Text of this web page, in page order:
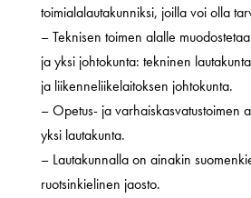
toimialalautakunniksi, joilla voi olla
– Teknisen toimen alalle
ja yksi johtokunta: tekninen
ja liikenneliikelaitoksen johtokunta.
– Opetus- ja varhaiskasvatustoimen
yksi lautakunta.
– Lautakunnalla on ainakin
ruotsinkielinen jaosto.